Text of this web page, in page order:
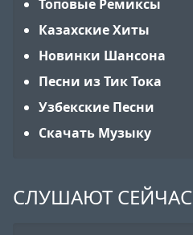
Топовые Ремиксы
Казахские Хиты
Новинки Шансона
Песни из Тик Тока
Узбекские Песни
Скачать Музыку
СЛУШАЮТ СЕЙЧАС